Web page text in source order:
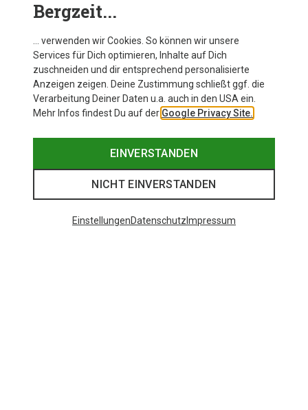
Flatpak Kulturbeutel
ONE SIZE
LaMunt
Damen Martha Bucket Hut
49,45 €
Bergzeit...
… verwenden wir Cookies. So können wir unsere
Services für Dich optimieren, Inhalte auf Dich
zuschneiden und dir entsprechend personalisierte
Anzeigen zeigen. Deine Zustimmung schließt ggf. die
Verarbeitung Deiner Daten u.a. auch in den USA ein.
Mehr Infos findest Du auf der Google Privacy Site.
EINVERSTANDEN
NICHT EINVERSTANDEN
EinstellungenDatenschutz Impressum